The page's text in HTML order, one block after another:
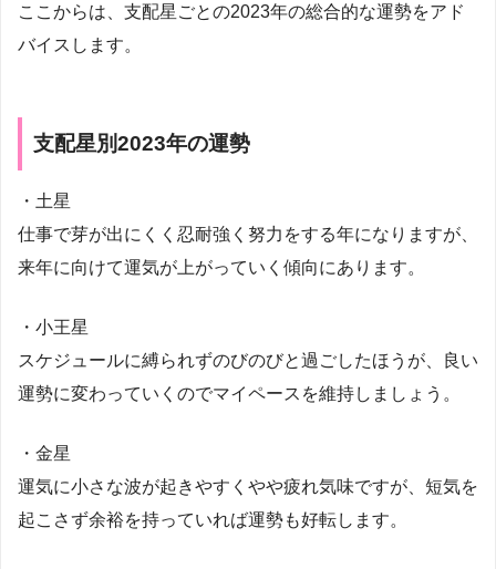
ここからは、支配星ごとの2023年の総合的な運勢をアド
バイスします。
支配星別2023年の運勢
・土星
仕事で芽が出にくく忍耐強く努力をする年になりますが、
来年に向けて運気が上がっていく傾向にあります。
・小王星
スケジュールに縛られずのびのびと過ごしたほうが、良い
運勢に変わっていくのでマイペースを維持しましょう。
・金星
運気に小さな波が起きやすくやや疲れ気味ですが、短気を
起こさず余裕を持っていれば運勢も好転します。